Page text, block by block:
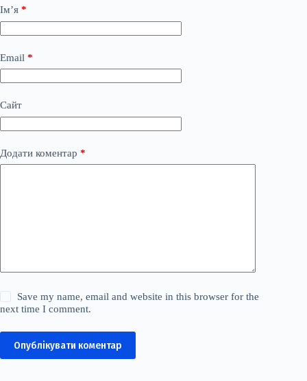
Ім’я *
Email *
Сайт
Додати коментар *
Save my name, email and website in this browser for the
next time I comment.
Опублікувати коментар